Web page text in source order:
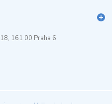
161 00 Praha 6